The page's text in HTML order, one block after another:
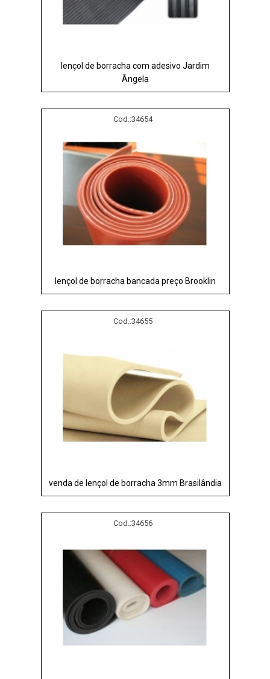
lençol de borracha com adesivo Jardim
Ângela
Cod.:34654
lençol de borracha bancada preço Brooklin
Cod.:34655
venda de lençol de borracha 3mm Brasilândia
Cod.:34656